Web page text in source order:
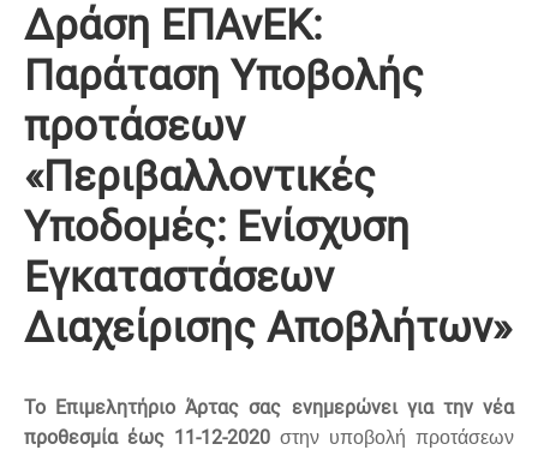
Δράση ΕΠΑνΕΚ:
Παράταση Υποβολής
προτάσεων
«Περιβαλλοντικές
Υποδομές: Ενίσχυση
Εγκαταστάσεων
Διαχείρισης Αποβλήτων»
Το Επιμελητήριο Άρτας σας ενημερώνει για την νέα
προθεσμία έως 11-12-2020 στην υποβολή προτάσεων